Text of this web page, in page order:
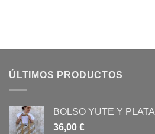
ÚLTIMOS PRODUCTOS
BOLSO YUTE Y PLATA
36,00 €